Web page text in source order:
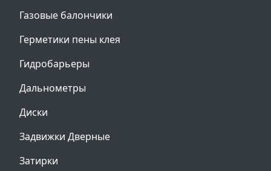
Газовые балончики
Герметики пены клея
Гидробарьеры
Дальнометры
Диски
Задвижки Дверные
Затирки